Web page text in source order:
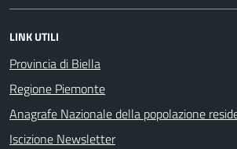
LINK UTILI
Provincia di Biella
Regione Piemonte
Anagrafe Nazionale della popolazione
Iscizione Newsletter